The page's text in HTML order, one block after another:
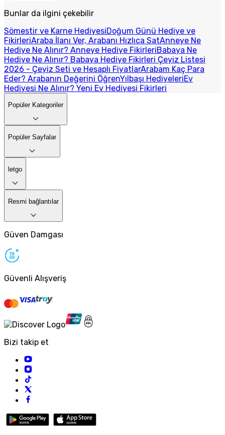
Bunlar da ilgini çekebilir
Sömestir ve Karne HediyesiDoğum Günü Hediye ve
FikirleriAraba İlanı Ver, Arabanı Hızlıca SatAnneye Ne
Hediye Ne Alınır? Anneye Hediye FikirleriBabaya Ne
Hediye Ne Alınır? Babaya Hediye Fikirleri Çeyiz Listesi
2026 - Çeyiz Seti ve Hesaplı FiyatlarArabam Kaç Para
Eder? Arabanın Değerini ÖğrenYılbaşı HediyeleriEv
Hediyesi Ne Alınır? Yeni Ev Hediyesi Fikirleri
Popüler Kategoriler
Popüler Sayfalar
letgo
Resmi bağlantılar
Güven Damgası
Güvenli Alışveriş
Bizi takip et